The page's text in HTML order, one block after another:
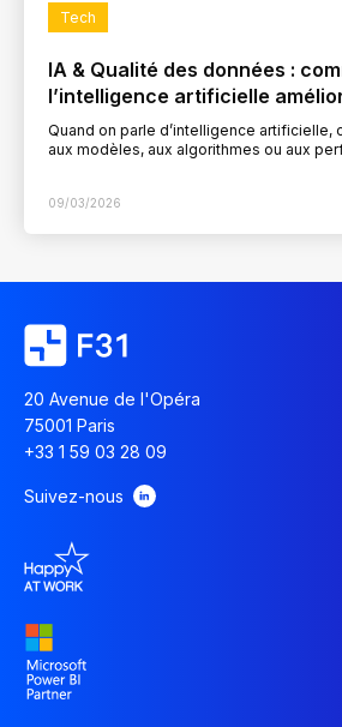
Tech
IA & Qualité des données :
l’intelligence artificielle
Quand on parle d’intelligence artificielle,
aux modèles, aux algorithmes ou aux
09/03/2026
20 Avenue de l'Opéra
75001 Paris
+33 1 59 03 28 09
Suivez-nous